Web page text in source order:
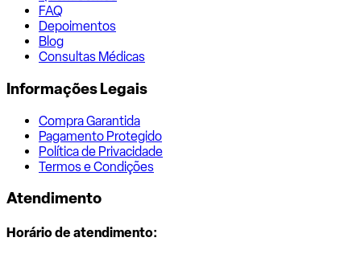
FAQ
Depoimentos
Blog
Consultas Médicas
Informações Legais
Compra Garantida
Pagamento Protegido
Política de Privacidade
Termos e Condições
Atendimento
Horário de atendimento: